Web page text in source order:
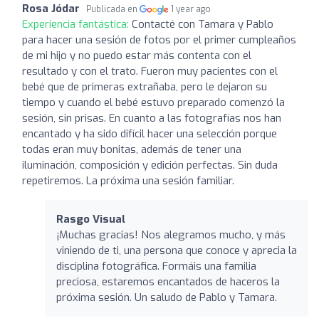
Rosa Jódar Publicada en 1 year ago
Experiencia fantástica: Contacté con Tamara y Pablo
para hacer una sesión de fotos por el primer cumpleaños
de mi hijo y no puedo estar más contenta con el
resultado y con el trato. Fueron muy pacientes con el
bebé que de primeras extrañaba, pero le dejaron su
tiempo y cuando el bebé estuvo preparado comenzó la
sesión, sin prisas. En cuanto a las fotografías nos han
encantado y ha sido difícil hacer una selección porque
todas eran muy bonitas, además de tener una
iluminación, composición y edición perfectas. Sin duda
repetiremos. La próxima una sesión familiar.
Rasgo Visual
¡Muchas gracias! Nos alegramos mucho, y más
viniendo de ti, una persona que conoce y aprecia la
disciplina fotográfica. Formáis una familia
preciosa, estaremos encantados de haceros la
próxima sesión. Un saludo de Pablo y Tamara.